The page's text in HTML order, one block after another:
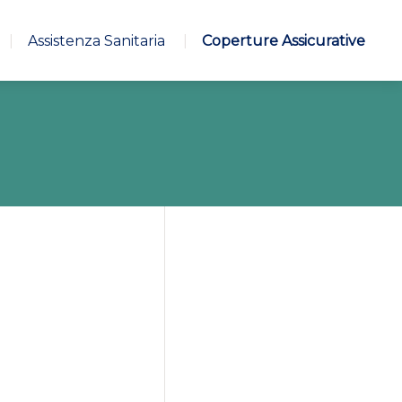
Assistenza Sanitaria Coperture Assicurative